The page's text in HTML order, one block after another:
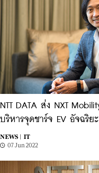
NTT DATA ส่ง NXT
บริหารจุดชาร์จ EV อัจฉริยะ
NEWS |
IT
07 Jun 2022